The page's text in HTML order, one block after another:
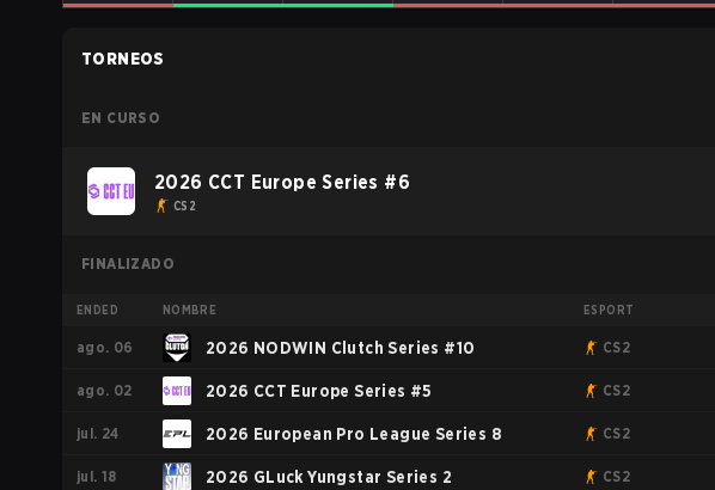
TORNEOS
EN CURSO
2026 CCT Europe Series #6
CS2
FINALIZADO
ENDED NOMBRE ESPORT
ago. 06 2026 NODWIN Clutch Series #10 CS2
ago. 02 2026 CCT Europe Series #5 CS2
jul. 24 2026 European Pro League Series 8 CS2
jul. 18 2026 GLuck Yungstar Series 2 CS2